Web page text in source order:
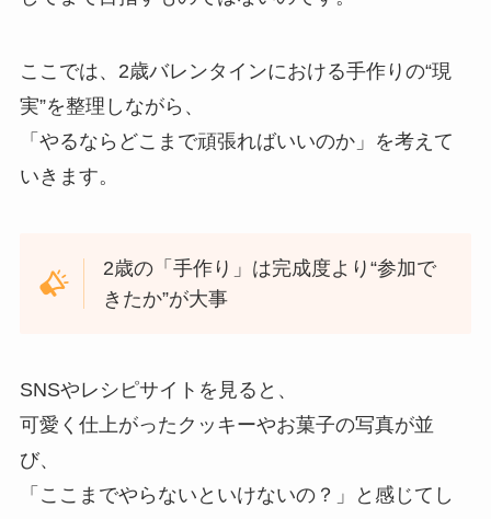
ここでは、2歳バレンタインにおける手作りの“現
実”を整理しながら、
「やるならどこまで頑張ればいいのか」を考えて
いきます。
2歳の「手作り」は完成度より“参加で
きたか”が大事
SNSやレシピサイトを見ると、
可愛く仕上がったクッキーやお菓子の写真が並
び、
「ここまでやらないといけないの？」と感じてし